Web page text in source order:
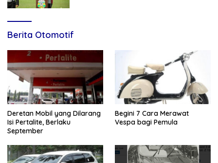
Berita Otomotif
Deretan Mobil yang Dilarang
Isi Pertalite, Berlaku
September
Begini 7 Cara Merawat
Vespa bagi Pemula